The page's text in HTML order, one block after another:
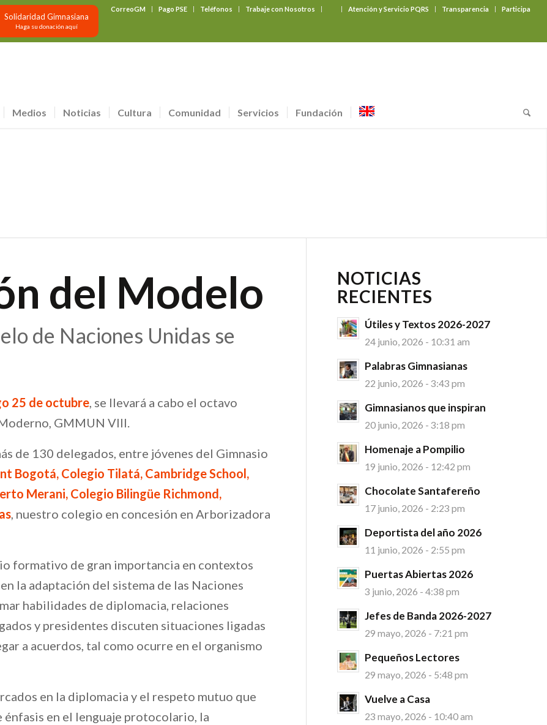
CorreoGM Pago PSE Teléfonos Trabaje con Nosotros Atención y Servicio PQRS Transparencia Participa
Solidaridad Gimnasiana
Haga su donación aquí
Medios Noticias Cultura Comunidad Servicios Fundación
del Modelo
de Naciones Unidas se
25 de octubre, se llevará a cabo el octavo
GMMUN VIII.
de 130 delegados, entre jóvenes del Gimnasio
Bogotá, Colegio Tilatá, Cambridge School,
Merani, Colegio Bilingüe Richmond,
, nuestro colegio en concesión en Arborizadora
formativo de gran importancia en contextos
la adaptación del sistema de las Naciones
habilidades de diplomacia, relaciones
y presidentes discuten situaciones ligadas
a acuerdos, tal como ocurre en el organismo
en la diplomacia y el respeto mutuo que
énfasis en el lenguaje protocolario, la
NOTICIAS
RECIENTES
Útiles y Textos 2026-2027
24 junio, 2026 - 10:31 am
Palabras Gimnasianas
22 junio, 2026 - 3:43 pm
Gimnasianos que inspiran
20 junio, 2026 - 3:18 pm
Homenaje a Pompilio
19 junio, 2026 - 12:42 pm
Chocolate Santafereño
17 junio, 2026 - 2:23 pm
Deportista del año 2026
11 junio, 2026 - 2:55 pm
Puertas Abiertas 2026
3 junio, 2026 - 4:38 pm
Jefes de Banda 2026-2027
29 mayo, 2026 - 7:21 pm
Pequeños Lectores
29 mayo, 2026 - 5:48 pm
Vuelve a Casa
23 mayo, 2026 - 10:40 am